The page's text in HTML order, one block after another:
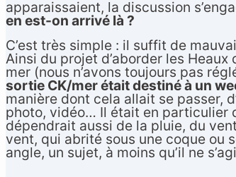
apparaissaient, la discussion
en est-on arrivé là ?
C’est très simple : il suffit de
Ainsi du projet d’aborder les
mer (nous n’avons toujours pas
sortie CK/mer était destiné à un
manière dont cela allait se passer,
photo, vidéo… Il était en particulier
dépendrait aussi de la pluie, du
vent, qui abrité sous une coque ou
angle, un sujet, à moins qu’il ne